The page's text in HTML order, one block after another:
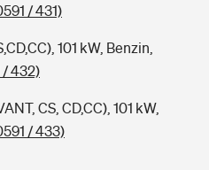
/ 431)
101 kW, Benzin,
/ 432)
CS, CD,CC), 101 kW,
/ 433)